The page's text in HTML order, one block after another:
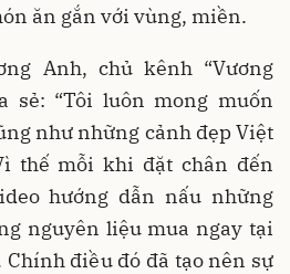
ăn gắn với vùng, miền.
Anh, chủ kênh “Vương
sẻ: “Tôi luôn mong muốn
như những cảnh đẹp Việt
thế mỗi khi đặt chân đến
hướng dẫn nấu những
nguyên liệu mua ngay tại
điều đó đã tạo nên sự